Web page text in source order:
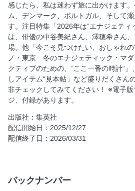
「腕時計が紡ぐ物語」
板谷由夏と旅するバッグ
2026年は「エナジェティック」に
たエネルギーが支える、揺るぎな
2026年は「エナジェティック」に
ールに照準を合わせ日々学びを深
穂希
2026年は「エナジェティック」に
了、自分で生きる。それは、ワガマ
2026年は「エナジェティック」に
き” を変える人 高市早苗、そのエナ
パリ・ミラノ・東京 冬のエナジェ
今こそ見つけたい、おしゃれの「本
感じたら、私は迷わず旅に出かけます
ム、デンマーク、ポルトガル、そして
す。注目特集「2026年は“エナジェティ
は、俳優の中谷美紀さん、澤穂希さん
場。他「今こそ見つけたい、おしゃれの
ノ・東京 冬のエナジェティック・マ
クティブのための、“ここ一番の時計“」
しアイテム“見本帖」など盛りだくさん
非チェックしてみてください！ ※電子
ジ、付録があります。
出版社：集英社
配信開始日：2025/12/27
配信終了日：2026/03/31
バックナンバー